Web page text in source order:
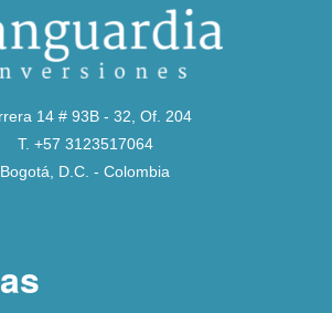
14 # 93B - 32, Of. 204
T. +57 3123517064
Bogotá, D.C. - Colombia